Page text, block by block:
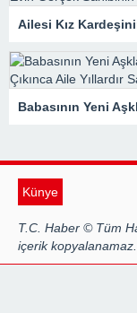
Künye
T.C. Haber © Tüm
içerik kopyalanamaz.